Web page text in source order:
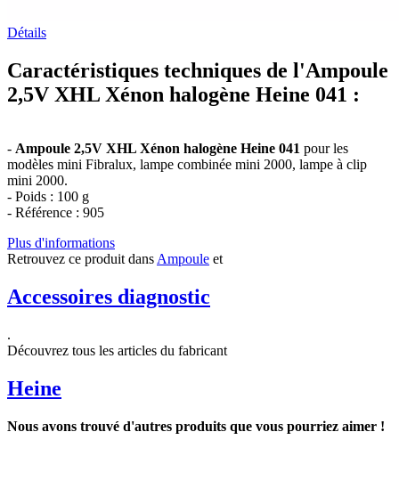
Détails
Caractéristiques techniques de l'Ampoule
2,5V XHL Xénon halogène Heine 041 :
- Ampoule 2,5V XHL Xénon halogène Heine 041 pour les
modèles mini Fibralux, lampe combinée mini 2000, lampe à clip
mini 2000.
- Poids : 100 g
- Référence : 905
Plus d'informations
Retrouvez ce produit dans Ampoule et
Accessoires diagnostic
.
Découvrez tous les articles du fabricant
Heine
Nous avons trouvé d'autres produits que vous pourriez aimer !